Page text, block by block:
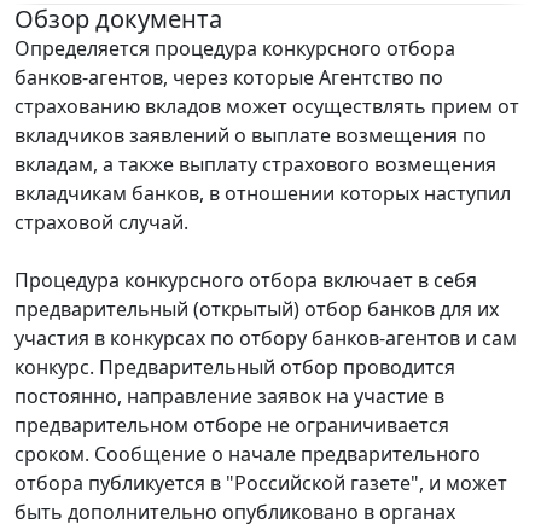
Обзор документа
Определяется процедура конкурсного отбора
банков-агентов, через которые Агентство по
страхованию вкладов может осуществлять прием от
вкладчиков заявлений о выплате возмещения по
вкладам, а также выплату страхового возмещения
вкладчикам банков, в отношении которых наступил
страховой случай.
Процедура конкурсного отбора включает в себя
предварительный (открытый) отбор банков для их
участия в конкурсах по отбору банков-агентов и сам
конкурс. Предварительный отбор проводится
постоянно, направление заявок на участие в
предварительном отборе не ограничивается
сроком. Сообщение о начале предварительного
отбора публикуется в "Российской газете", и может
быть дополнительно опубликовано в органах